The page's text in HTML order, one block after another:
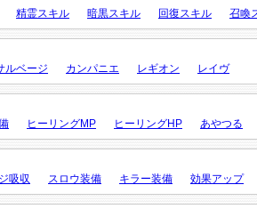
精霊スキル 暗黒スキル 回復スキル 召喚
ルベージ カンパニエ レギオン レイヴ
ヒーリングMP ヒーリングHP あやつる
吸収 スロウ装備 キラー装備 効果アップ